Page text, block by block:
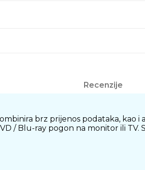
Recenzije
brz prijenos podataka, kao i
/ Blu-ray pogon na monitor ili TV.